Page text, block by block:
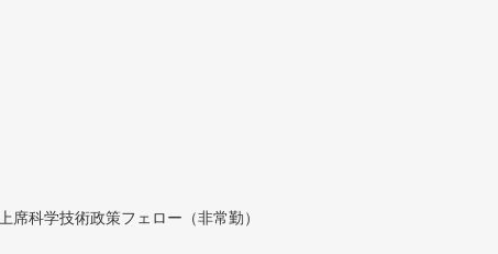
科学技術政策フェロー（非常勤）